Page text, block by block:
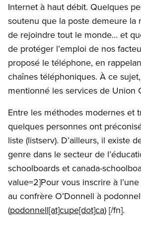
Internet à haut débit. Quelques
soutenu que la poste demeure la
de rejoindre tout le monde… et
de protéger l’emploi de nos
proposé le téléphone, en
chaînes téléphoniques. À ce
mentionné les services de Union
Entre les méthodes modernes et
quelques personnes ont
liste (listserv). D’ailleurs, il existe
genre dans le secteur de
schoolboards et canada-
value=2]Pour vous inscrire à
au confrère O’Donnell à
(podonnell[at]cupe[dot]ca) [/fn].